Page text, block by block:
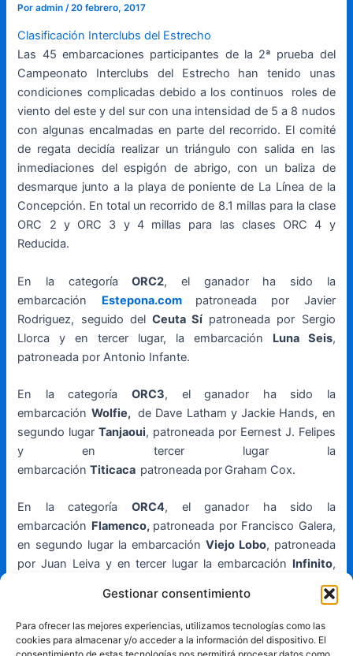
Gestionar consentimiento
Para ofrecer las mejores experiencias, utilizamos tecnologías como las
cookies para almacenar y/o acceder a la información del dispositivo. El
Poradmin /20 febrero, 2017
Clasificación Interclubs del Estrecho
Las 45 embarcaciones participantes de la 2ª prueba del
Campeonato Interclubs del Estrecho han tenido unas
condiciones complicadas debido a los continuos roles de
viento del este y del sur con una intensidad de 5 a 8 nudos
con algunas encalmadas en parte del recorrido. El comité
de regata decidía realizar un triángulo con salida en las
inmediaciones del espigón de abrigo, con un baliza de
desmarque junto a la playa de poniente de La Línea de la
Concepción. En total un recorrido de 8.1 millas para la clase
ORC 2 y ORC 3 y 4 millas para las clases ORC 4 y
Reducida.
En la categoríaORC2, el ganador ha sido la
embarcación Estepona.com
patroneada por Javier
Rodriguez, seguido del Ceuta Sí patroneada por Sergio
Llorca y en tercer lugar, la embarcación Luna Seis,
patroneada por Antonio Infante.
En la categoría ORC3, el ganador ha sido la
embarcación Wolfie, de Dave Latham y Jackie Hands, en
segundo lugarTanjaoui, patroneada por Eernest J. Felipes
y en tercer lugar la
embarcaciónTiticaca patroneada por Graham Cox.
En la categoría ORC4, el ganador ha sido la
embarcación Flamenco, patroneada por Francisco Galera,
en segundo lugar la embarcación Viejo Lobo, patroneada
por Juan Leiva y en tercer lugar la embarcación Infinito,
En la categoría Solitario y A Dos, el ganador ha sido la
embarcaciónKayusde Luis Morte, segunda posición